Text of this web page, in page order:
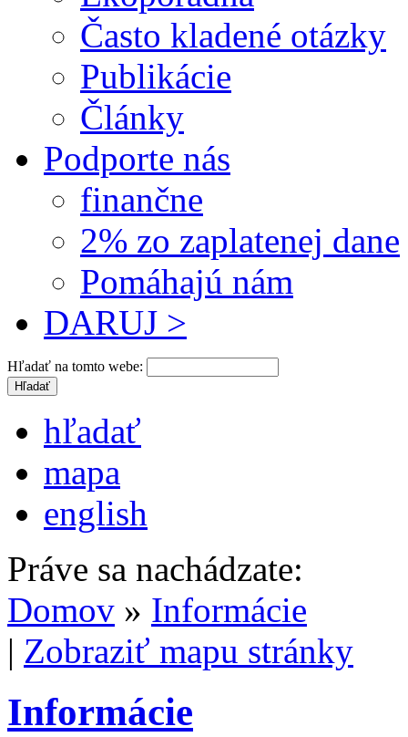
Často kladené otázky
Publikácie
Články
Podporte nás
finančne
2% zo zaplatenej dane
Pomáhajú nám
DARUJ >
Hľadať na tomto webe:
hľadať
mapa
english
Práve sa nachádzate:
Domov » Informácie
| Zobraziť mapu stránky
Informácie